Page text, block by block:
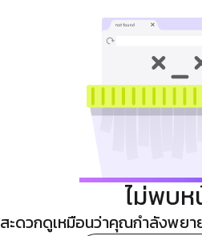
ไม่พบห
ะดวกดูเหมือนว่าคุณกำลังพยา